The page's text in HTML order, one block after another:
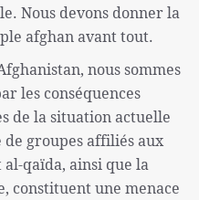
Nous devons donner la
afghan avant tout.
nous sommes
les conséquences
de la situation actuelle
de groupes affiliés aux
qaïda, ainsi que la
constituent une menace